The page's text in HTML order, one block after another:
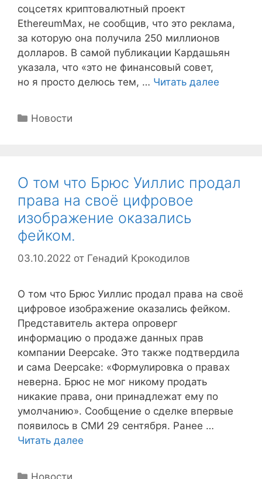
соцсетях криптовалютный проект
EthereumMax, не сообщив, что это реклама,
за которую она получила 250 миллионов
долларов. В самой публикации Кардашьян
указала, что «это не финансовый совет,
но я просто делюсь тем, … Читать далее
Рубрики
Новости
О том что Брюс Уиллис продал
права на своё цифровое
изображение оказались
фейком.
03.10.2022 от Генадий Крокодилов
О том что Брюс Уиллис продал права на своё
цифровое изображение оказались фейком.
Представитель актера опроверг
информацию о продаже данных прав
компании Deepcake. Это также подтвердила
и сама Deepcake: «Формулировка о правах
неверна. Брюс не мог никому продать
никакие права, они принадлежат ему по
умолчанию». Сообщение о сделке впервые
появилось в СМИ 29 сентября. Ранее …
Читать далее
Рубрики
Новости